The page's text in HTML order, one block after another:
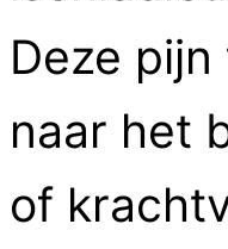
Deze
naar het
of